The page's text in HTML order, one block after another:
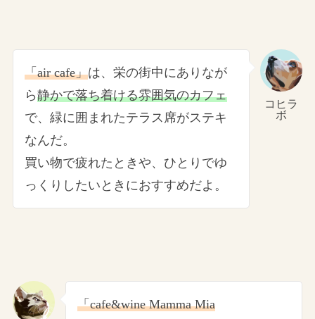
コヒラ
ボ
「air cafe」は、栄の街中にありなが
ら静かで落ち着ける雰囲気のカフェ
で、緑に囲まれたテラス席がステキ
なんだ。
買い物で疲れたときや、ひとりでゆ
っくりしたいときにおすすめだよ。
「cafe&wine Mamma Mia